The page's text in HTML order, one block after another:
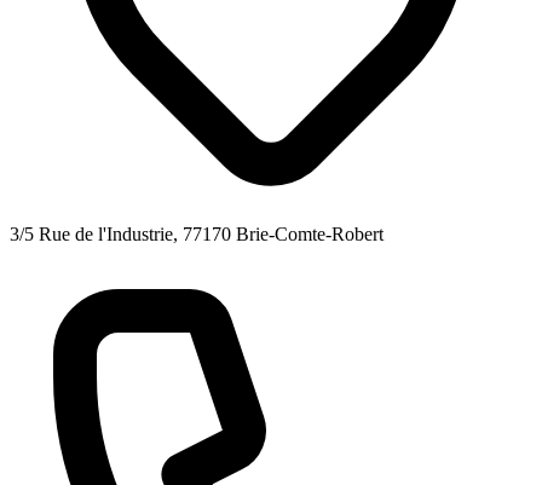
3/5 Rue de l'Industrie, 77170 Brie-Comte-Robert